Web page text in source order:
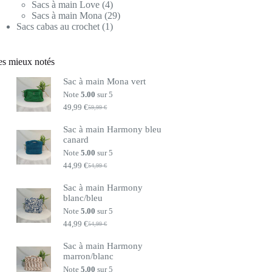
produits
Sacs à main Love 44
produits
Sacs à main Mona 2929
Sacs cabas au crochet 11
mieux notés
Sac à main Mona vert
Note5.00 sur 5
59,99€
Le
initial
était :
59,99 €.
49,99€
Le
actuel
est :
49,99 €.
Sac à main Harmony bleu
canard
Note5.00 sur 5
54,99€
Le
initial
était :
54,99 €.
44,99€
Le
actuel
est :
44,99 €.
Sac à main Harmony
blanc/bleu
Note5.00 sur 5
54,99€
Le
initial
était :
54,99 €.
44,99€
Le
actuel
est :
44,99 €.
Sac à main Harmony
marron/blanc
Note5.00 sur 5